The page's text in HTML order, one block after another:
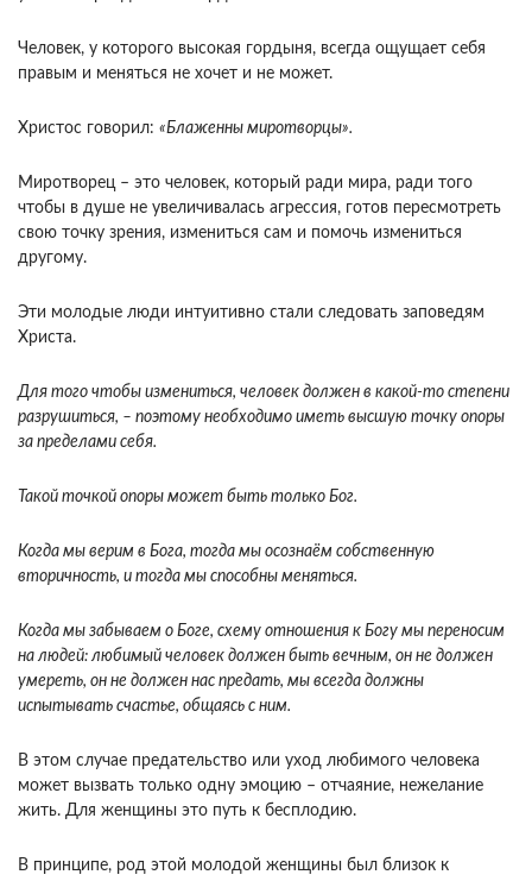
Человек, у которого высокая гордыня, всегда ощущает себя
правым и меняться не хочет и не может.
Христос говорил: «Блаженны миротворцы».
Миротворец – это человек, который ради мира, ради того
чтобы в душе не увеличивалась агрессия, готов пересмотреть
свою точку зрения, измениться сам и помочь измениться
другому.
Эти молодые люди интуитивно стали следовать заповедям
Христа.
Для того чтобы измениться, человек должен в какой-то степени
разрушиться, – поэтому необходимо иметь высшую точку опоры
за пределами себя.
Такой точкой опоры может быть только Бог.
Когда мы верим в Бога, тогда мы осознаём собственную
вторичность, и тогда мы способны меняться.
Когда мы забываем о Боге, схему отношения к Богу мы переносим
на людей: любимый человек должен быть вечным, он не должен
умереть, он не должен нас предать, мы всегда должны
испытывать счастье, общаясь с ним.
В этом случае предательство или уход любимого человека
может вызвать только одну эмоцию – отчаяние, нежелание
жить. Для женщины это путь к бесплодию.
В принципе, род этой молодой женщины был близок к